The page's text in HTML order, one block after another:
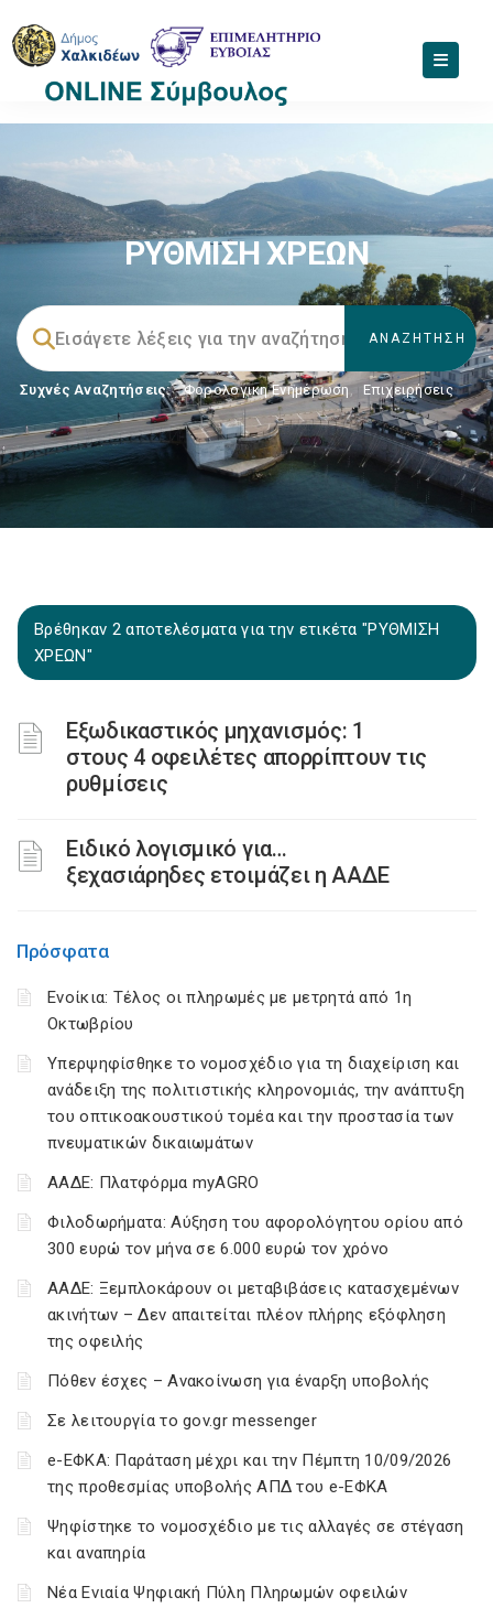
ΡΥΘΜΙΣΗ ΧΡΕΩΝ
Συχνές Αναζητήσεις: Φορολογικη Ενημέρωση, Επιχειρήσεις
Βρέθηκαν 2 αποτελέσματα για την ετικέτα "ΡΥΘΜΙΣΗ
ΧΡΕΩΝ"
Εξωδικαστικός μηχανισμός: 1
στους 4 οφειλέτες απορρίπτουν τις
ρυθμίσεις
Ειδικό λογισμικό για…
ξεχασιάρηδες ετοιμάζει η ΑΑΔΕ
Πρόσφατα
Ενοίκια: Τέλος οι πληρωμές με μετρητά από 1η
Οκτωβρίου
Υπερψηφίσθηκε το νομοσχέδιο για τη διαχείριση και
ανάδειξη της πολιτιστικής κληρονομιάς, την ανάπτυξη
του οπτικοακουστικού τομέα και την προστασία των
πνευματικών δικαιωμάτων
ΑΑΔΕ: Πλατφόρμα myAGRO
Φιλοδωρήματα: Αύξηση του αφορολόγητου ορίου από
300 ευρώ τον μήνα σε 6.000 ευρώ τον χρόνο
ΑΑΔΕ: Ξεμπλοκάρουν οι μεταβιβάσεις κατασχεμένων
ακινήτων – Δεν απαιτείται πλέον πλήρης εξόφληση
της οφειλής
Πόθεν έσχες – Ανακοίνωση για έναρξη υποβολής
Σε λειτουργία το gov.gr messenger
e-ΕΦΚΑ: Παράταση μέχρι και την Πέμπτη 10/09/2026
της προθεσμίας υποβολής ΑΠΔ του e-ΕΦΚΑ
Ψηφίστηκε το νομοσχέδιο με τις αλλαγές σε στέγαση
και αναπηρία
Νέα Ενιαία Ψηφιακή Πύλη Πληρωμών οφειλών